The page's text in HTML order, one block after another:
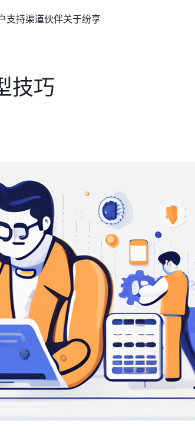
支持渠道伙伴关于纷享
技巧